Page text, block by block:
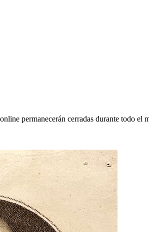
permanecerán cerradas durante todo